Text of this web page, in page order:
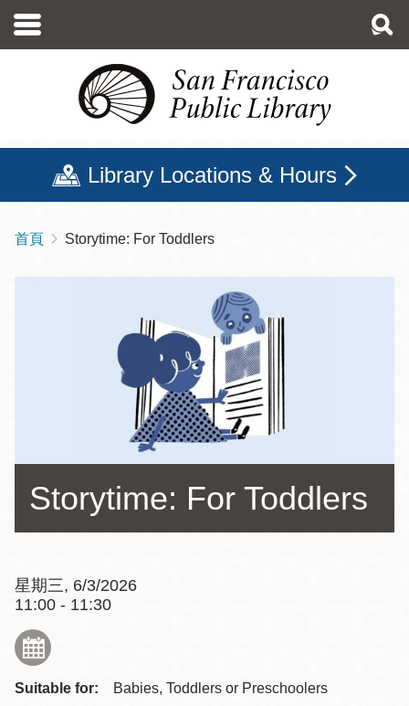
至
Library Locations & Hours
導
航
首頁 Storytime: For Toddlers
Storytime: For Toddlers
星期三, 6/3/2026
11:00 - 11:30
Suitable for: Babies, Toddlers or Preschoolers